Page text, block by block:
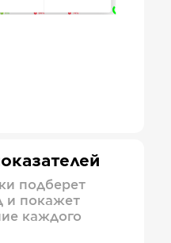
подберет
и покажет
каждого